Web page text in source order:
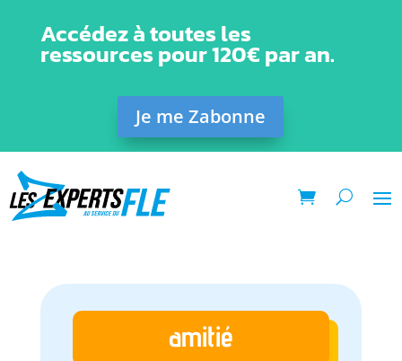
Accédez à toutes les
ressources pour 120€ par an.
Je me Zabonne
amitié